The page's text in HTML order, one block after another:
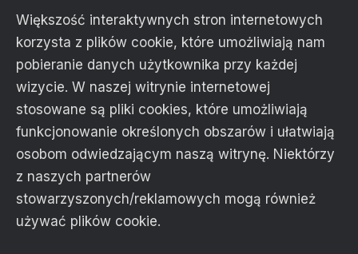
Większość interaktywnych stron internetowych
korzysta z plików cookie, które umożliwiają nam
pobieranie danych użytkownika przy każdej
wizycie. W naszej witrynie internetowej
stosowane są pliki cookies, które umożliwiają
funkcjonowanie określonych obszarów i ułatwiają
osobom odwiedzającym naszą witrynę. Niektórzy
z naszych partnerów
stowarzyszonych/reklamowych mogą również
używać plików cookie.